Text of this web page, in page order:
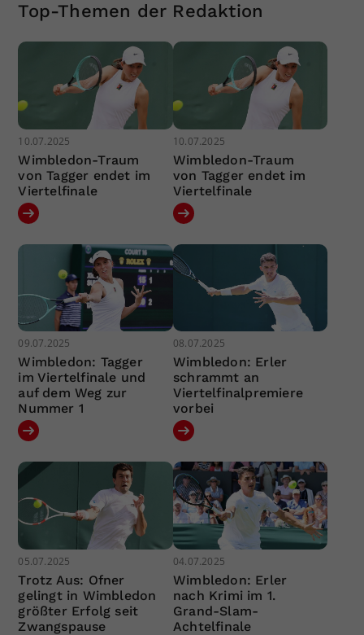
Top-Themen der Redaktion
10.07.2025
Wimbledon-Traum
von Tagger endet im
Viertelfinale
10.07.2025
Wimbledon-Traum
von Tagger endet im
Viertelfinale
09.07.2025
Wimbledon: Tagger
im Viertelfinale und
auf dem Weg zur
Nummer 1
08.07.2025
Wimbledon: Erler
schrammt an
Viertelfinalpremiere
vorbei
05.07.2025
Trotz Aus: Ofner
gelingt in Wimbledon
größter Erfolg seit
Zwangspause
04.07.2025
Wimbledon: Erler
nach Krimi im 1.
Grand-Slam-
Achtelfinale